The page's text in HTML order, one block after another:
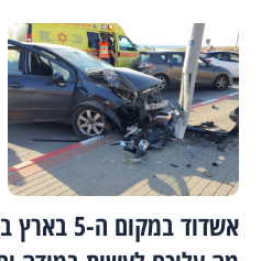
אשדוד